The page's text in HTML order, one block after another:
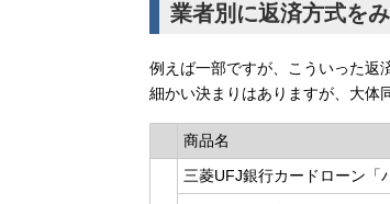
業者別に返済方式を
例えば一部ですが、こういった返
細かい決まりはありますが、大体
商品名
三菱UFJ銀行カードローン「